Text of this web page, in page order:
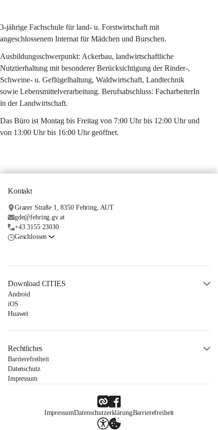
3-jährige Fachschule für land- u. Forstwirtschaft mit
angeschlossenem Internat für Mädchen und Burschen.
Ausbildungsschwerpunkt: Ackerbau, landwirtschaftliche
Nutztierhaltung mit besonderer Berücksichtigung der Rinder-,
Schweine- u. Geflügelhaltung, Waldwirtschaft, Landtechnik
sowie Lebensmittelverarbeitung. Berufsabschluss: FacharbeiterIn
in der Landwirtschaft.
Das Büro ist Montag bis Freitag von 7:00 Uhr bis 12:00 Uhr und
von 13:00 Uhr bis 16:00 Uhr geöffnet.
Kontakt
Grazer Straße 1, 8350 Fehring, AUT
gde@fehring.gv.at
+43 3155 23030
Geschlossen
Download CITIES
Android
iOS
Huawei
Rechtliches
Barrierefreiheit
Datenschutz
Impressum
ImpressumDatenschutzerklärungBarrierefreiheit